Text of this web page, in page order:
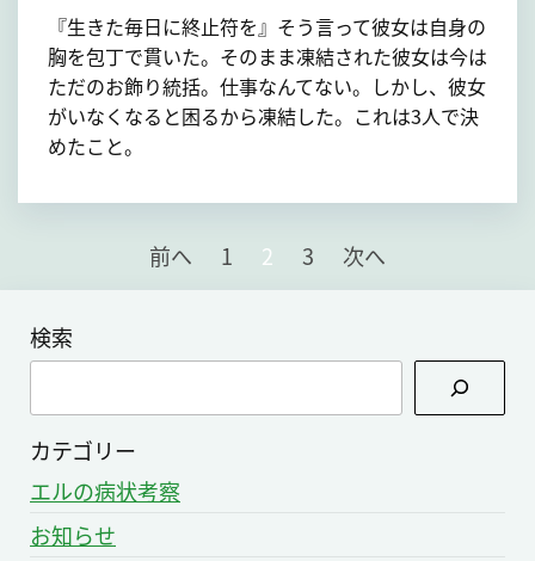
『生きた毎日に終止符を』そう言って彼女は自身の
胸を包丁で貫いた。そのまま凍結された彼女は今は
ただのお飾り統括。仕事なんてない。しかし、彼女
がいなくなると困るから凍結した。これは3人で決
めたこと。
稿
の
ペ
ー
ジ
送
り
前へ 1 2 3 次へ
検索
索
カテゴリー
エルの病状考察
お知らせ